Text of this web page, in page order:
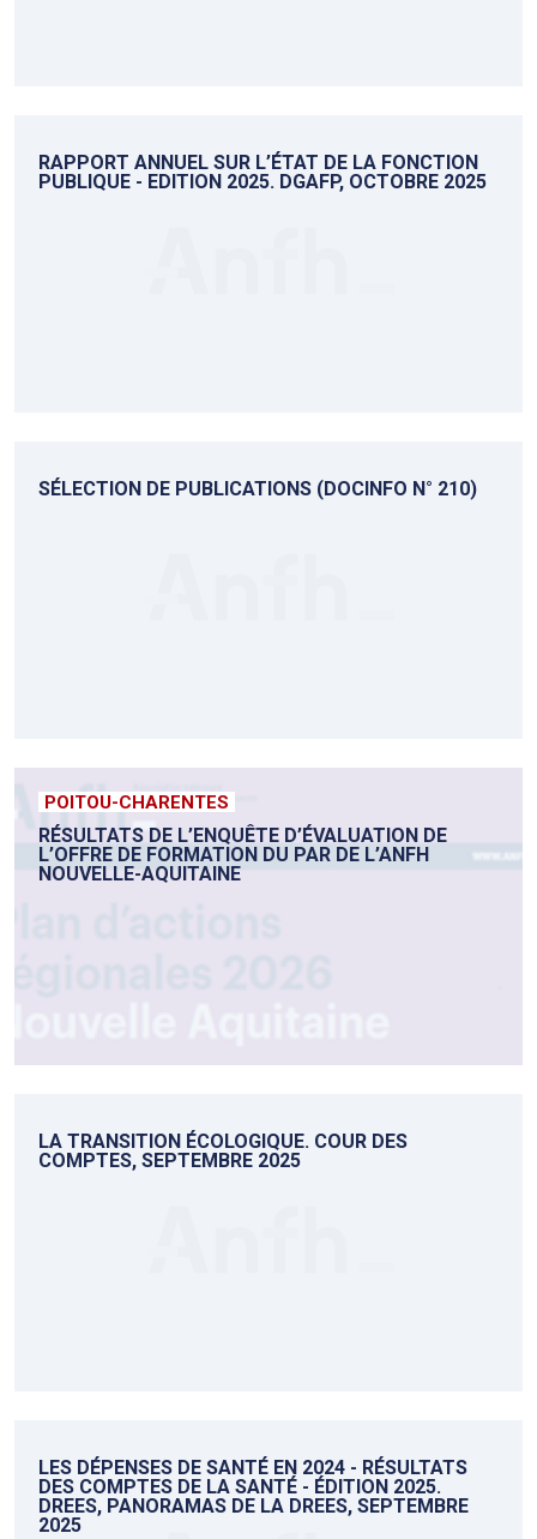
RAPPORT ANNUEL SUR L’ÉTAT DE LA FONCTION
PUBLIQUE - EDITION 2025. DGAFP, OCTOBRE 2025
SÉLECTION DE PUBLICATIONS (DOCINFO N° 210)
POITOU-CHARENTES
RÉSULTATS DE L’ENQUÊTE D’ÉVALUATION DE
L’OFFRE DE FORMATION DU PAR DE L’ANFH
NOUVELLE-AQUITAINE
LA TRANSITION ÉCOLOGIQUE. COUR DES
COMPTES, SEPTEMBRE 2025
LES DÉPENSES DE SANTÉ EN 2024 - RÉSULTATS
DES COMPTES DE LA SANTÉ - ÉDITION 2025.
DREES, PANORAMAS DE LA DREES, SEPTEMBRE
2025